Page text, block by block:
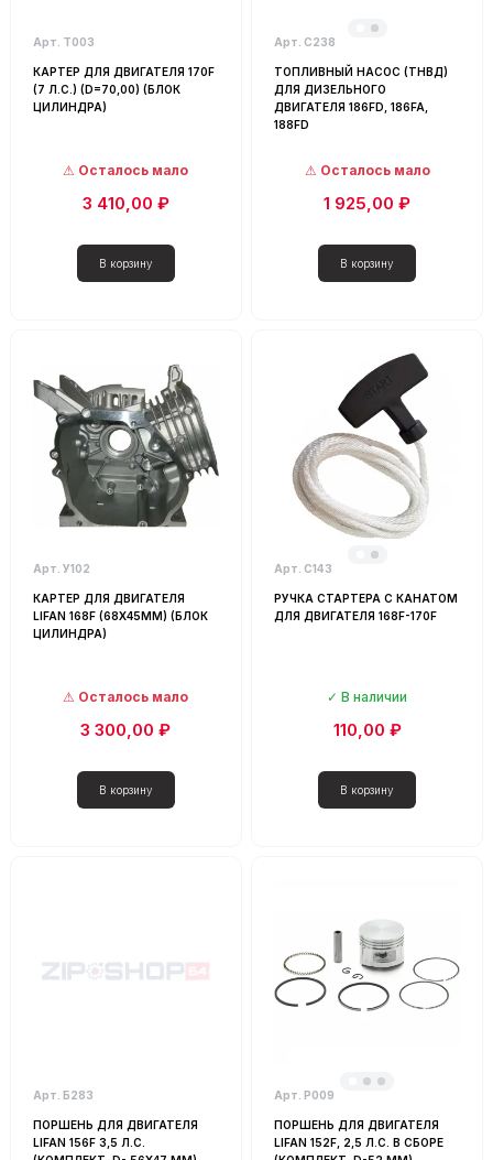
Арт. Т003
КАРТЕР ДЛЯ ДВИГАТЕЛЯ 170F
(7 Л.С.) (D=70,00) (БЛОК
ЦИЛИНДРА)
Осталось мало
3 410,00 ₽
Арт. С238
ТОПЛИВНЫЙ НАСОС (ТНВД)
ДЛЯ ДИЗЕЛЬНОГО
ДВИГАТЕЛЯ 186FD, 186FA,
188FD
Осталось мало
1 925,00 ₽
Арт. У102
КАРТЕР ДЛЯ ДВИГАТЕЛЯ
LIFAN 168F (68Х45ММ) (БЛОК
ЦИЛИНДРА)
Осталось мало
3 300,00 ₽
Арт. С143
РУЧКА СТАРТЕРА С КАНАТОМ
ДЛЯ ДВИГАТЕЛЯ 168F-170F
В наличии
110,00 ₽
Арт. Б283
ПОРШЕНЬ ДЛЯ ДВИГАТЕЛЯ
LIFAN 156F 3,5 Л.С.
Арт. Р009
ПОРШЕНЬ ДЛЯ ДВИГАТЕЛЯ
LIFAN 152F, 2,5 Л.С. В СБОРЕ